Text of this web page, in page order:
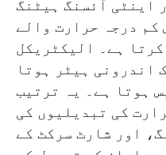
اینٹی آئسنگ ہیٹنگ
درجہ حرارت والے
ہے۔ الیکٹریکل
اندرونی ہیٹر ہوتا
ہوتا ہے۔ یہ ترتیب
کی تبدیلیوں کی
اور شارٹ سرکٹ کے